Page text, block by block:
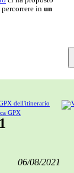
percorrere in un
GPX
06/08/2021